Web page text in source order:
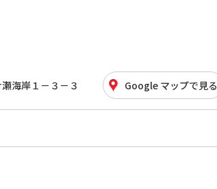
海岸１－３－３ Google マップで見る